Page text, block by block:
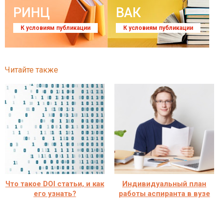
РИНЦ
К условиям публикации
ВАК
К условиям публикации
Читайте также
Что такое DOI статьи, и как
его узнать?
Индивидуальный план
работы аспиранта в вузе